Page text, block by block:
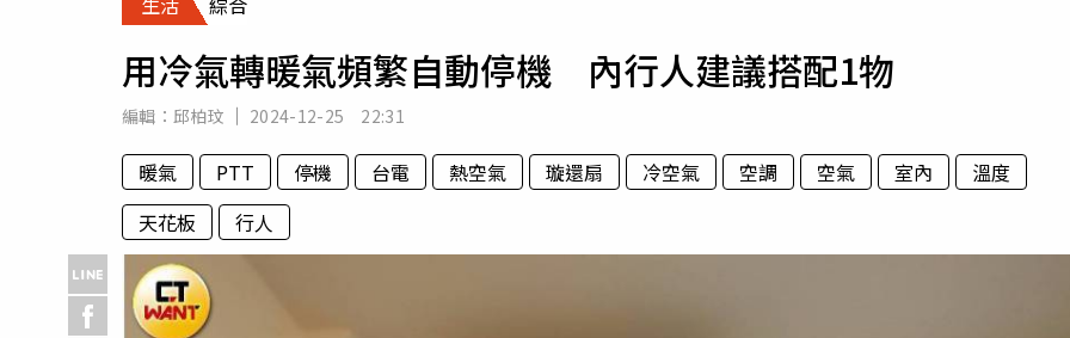
專欄
房產新勢力
運勢
梅酒
用冷氣轉暖氣頻繁自動停機 內行人建議搭配1物
編輯： 邱柏玟 2024-12-25 22:31
暖氣 PTT 停機 台電 熱空氣 璇還扇 冷空氣 空調 空氣 室內
溫度
天花板
行人